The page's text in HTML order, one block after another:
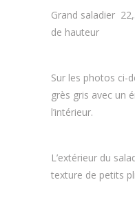
Grand saladier
de hauteur
Sur les photos ci-
grès gris avec un
l’intérieur.
L’extérieur du
texture de petits